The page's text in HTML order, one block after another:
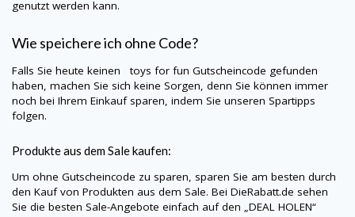
genutzt werden kann.
Wie speichere ich ohne Code?
Falls Sie heute keinen toys for fun Gutscheincode gefunden
haben, machen Sie sich keine Sorgen, denn Sie können immer
noch bei Ihrem Einkauf sparen, indem Sie unseren Spartipps
folgen.
Produkte aus dem Sale kaufen:
Um ohne Gutscheincode zu sparen, sparen Sie am besten durch
den Kauf von Produkten aus dem Sale. Bei DieRabatt.de sehen
Sie die besten Sale-Angebote einfach auf den „DEAL HOLEN“